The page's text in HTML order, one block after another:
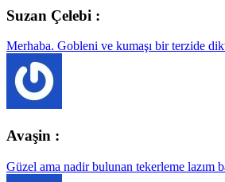
Suzan Çelebi :
Merhaba. Gobleni ve kumaşı bir terzide
Avaşin :
Güzel ama nadir bulunan tekerleme lazım